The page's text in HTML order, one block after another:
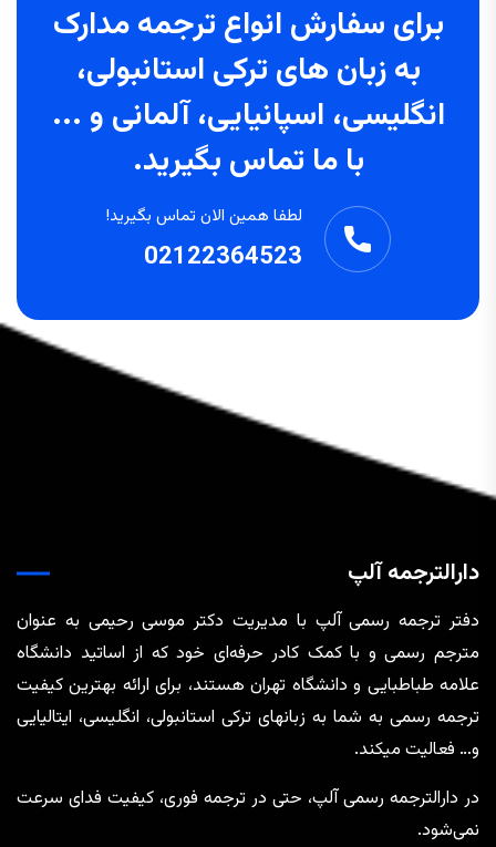
برای سفارش انواع ترجمه مدارک
به زبان های ترکی استانبولی،
انگلیسی، اسپانیایی، آلمانی و ...
با ما تماس بگیرید.
لطفا همین الان تماس بگیرید!
02122364523
دارالترجمه آلپ
دفتر ترجمه رسمی آلپ با مدیریت دکتر موسی رحیمی به عنوان
مترجم رسمی و با کمک کادر حرفه‌ای خود که از اساتید دانشگاه
علامه طباطبایی و دانشگاه تهران هستند، برای ارائه بهترین کیفیت
ترجمه رسمی به شما به زبانهای ترکی استانبولی، انگلیسی، ایتالیایی
و… فعالیت میکند.
در دارالترجمه رسمی آلپ، حتی در ترجمه‌ فوری، کیفیت فدای سرعت
نمی‌شود.